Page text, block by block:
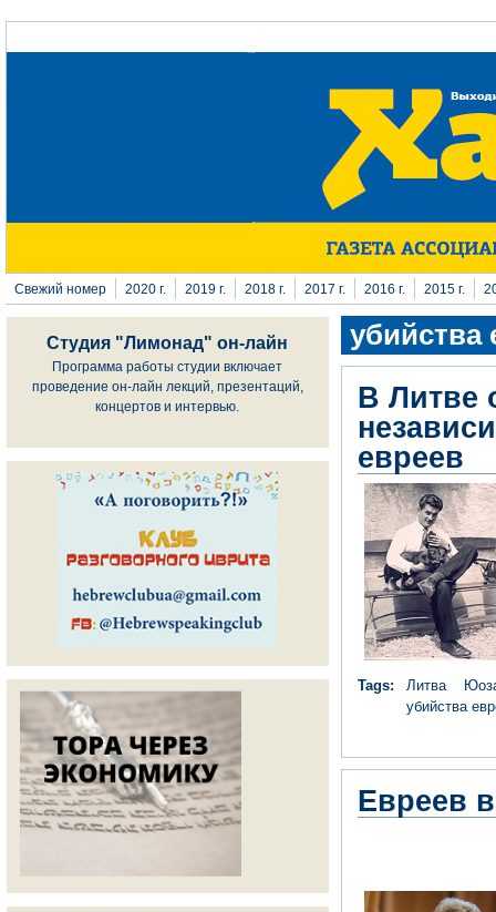
Перейти к основному содержанию
Свежий номер 2020 г. 2019 г. 2018 г. 2017 г. 2016 г. 2015 г.
Студия "Лимонад" он-лайн
Программа работы студии включает
проведение он-лайн лекций, презентаций,
концертов и интервью.
убийства
В Литве
евреев
Tags: Литва
убийства
Евреев